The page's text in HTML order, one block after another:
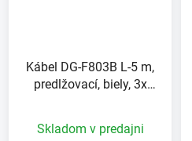
Kábel DG-F803B L-5 m,
predlžovací, biely, 3x
Skladom v predajni